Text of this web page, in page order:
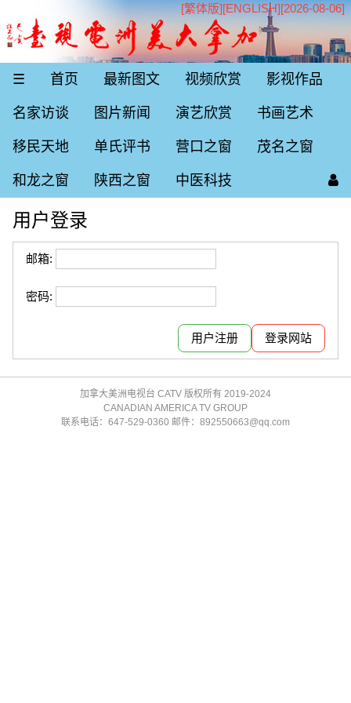
[繁体版][ENGLISH][2026-08-06]
☰ 首页 最新图文 视频欣赏 影视作品
名家访谈 图片新闻 演艺欣赏 书画艺术
移民天地 单氏评书 营口之窗 茂名之窗
和龙之窗 陕西之窗 中医科技
用户登录
邮箱:
密码:
用户注册
加拿大美洲电视台 CATV 版权所有 2019-2024
CANADIAN AMERICA TV GROUP
联系电话：647-529-0360 邮件：892550663@qq.com